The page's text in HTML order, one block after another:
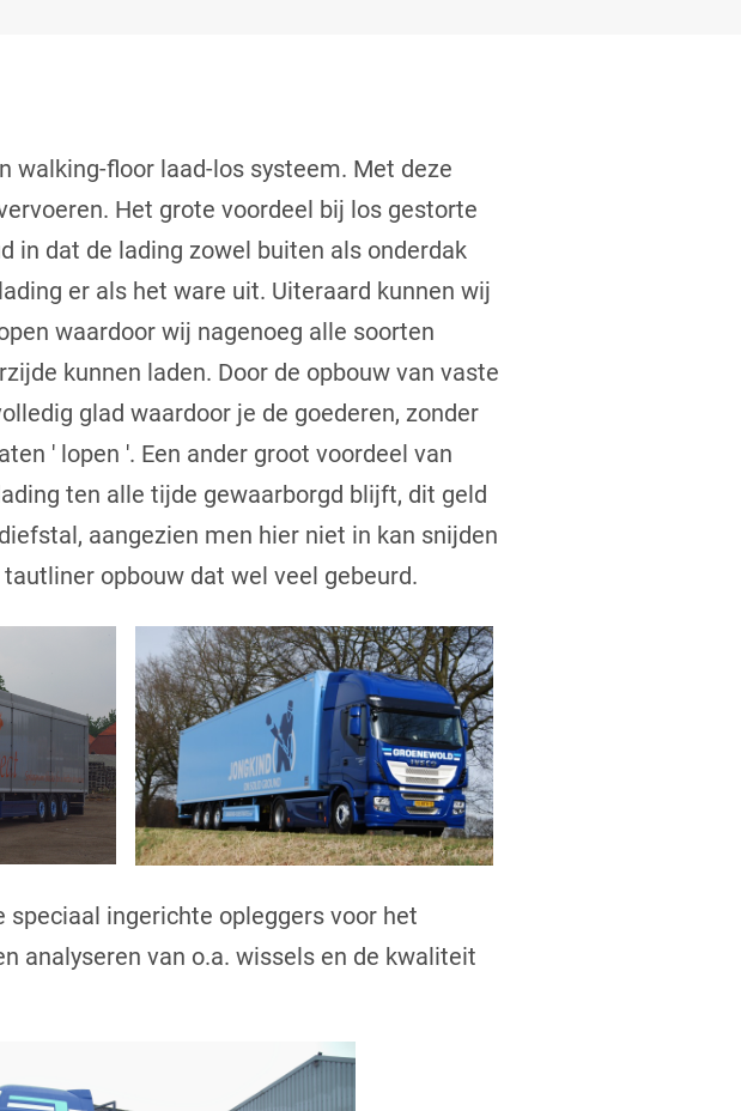
floor laad-los systeem. Met deze
Het grote voordeel bij los gestorte
in dat de lading zowel buiten als onderdak
er als het ware uit. Uiteraard kunnen wij
waardoor wij nagenoeg alle soorten
kunnen laden. Door de opbouw van vaste
glad waardoor je de goederen, zonder
' lopen '. Een ander groot voordeel van
ten alle tijde gewaarborgd blijft, dit geld
aangezien men hier niet in kan snijden
opbouw dat wel veel gebeurd.
ingerichte opleggers voor het
analyseren van o.a. wissels en de kwaliteit